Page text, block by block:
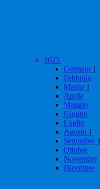
2025
Gennaio 1
Febbraio
Marzo 1
Aprile
Maggio
Giugno
Luglio
Agosto 1
Settembre 1
Ottobre
Novembre
Dicembre